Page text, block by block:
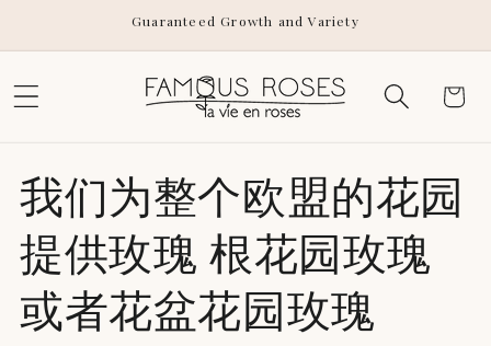
Guaranteed Growth and Variety
Cart
我们为整个欧盟的花园
提供玫瑰 根花园玫瑰
或者花盆花园玫瑰